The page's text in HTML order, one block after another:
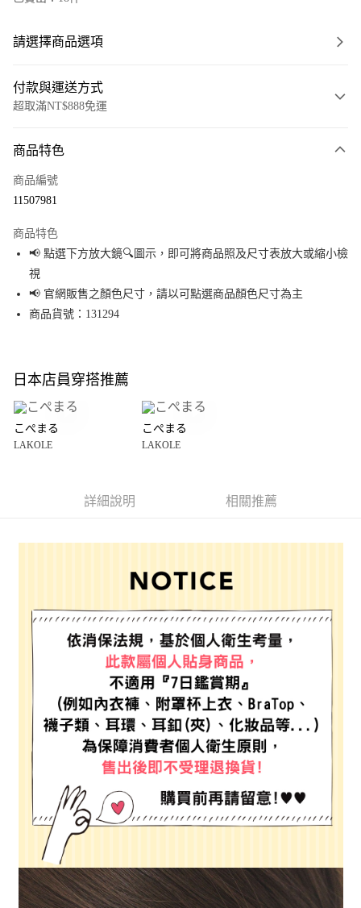
請選擇商品選項
付款與運送方式
超取滿NT$888免運
信用卡一次付款
Apple Pay
街口支付
悠遊付
全盈+PAY
大哥付你分期
【大哥付你分期使用說明】
1.本服務由台灣大哥大提供，台灣大哥大用戶可立即使用無須另外申請。
3.實際核准額度、可分期數及費用金額請依後續交易確認頁面所載為準。
1.分期款項不併入電信帳單，「大哥付你分期」於每月結算日後寄送繳費提
2.透過簡訊連結打開帳單後，可選擇「超商條碼／台灣大直營門市／銀行轉
帳／街口支付／iPASS MONEY」等通路繳費。
【注意事項】
1.本服務係由「台灣大哥大股份有限公司」（以下簡稱本公司）所提供，讓
用戶於交易時，得透過本服務購買商品或服務，並由商店將買賣／分期付款
買賣價金債權讓與本公司後，依約使用本公司帳單繳交帳款。
2.基於同意付款使用「大哥付你分期」之契約關係目的，商店將以您的個人
資料（包含姓名、電話或地址）提供予台灣大哥大進項蒐集、處理及利用，
由本公司與您本人進行分期帳單所需資料之確認、核對及更正。
3.完整用戶服務條款，請詳閱以下連結：https://oppay.tw/userRule
AFTEE先享後付
AFTEE先享後付是「在收到商品之後才付款」的支付方式。 讓您購物簡單便
２．便利：只要手機號碼，簡訊認證，即可結帳。
【「AFTEE先享後付」結帳流程】
結帳頁面，進行簡訊認證並確認金額後，即可完成結帳。
２．訂單成立數日內，您將收到繳費通知簡訊。
３．收到繳費通知簡訊後14天內，點擊此簡訊中的連結，可透過四大超商／
ATM／網路銀行／等多元方式進行付款，方視為交易完成。
※ 請注意：結帳手續完成當下不需立刻繳費，但若您需要取消訂單，請聯絡
購買商品的店家。未經商家同意取消之訂單仍視為有效，需透過AFTEE先享
後付繳納相關費用。
※ 交易是否成功請以「AFTEE先享後付 」之結帳頁面顯示為準，若有關於
是否繳費成功／繳費後需取消欲退款等相關疑問，請聯繫「AFTEE先享後付
客戶支援中心」https://netprotections.freshdesk.com/support/home
【注意事項】
１．透過由恩沛科技股份有限公司提供之「AFTEE先享後付」服務完成之交
易，需依本服務之必要範圍內提供個人資料，並將交易相關給付款項請求債
權轉讓予恩沛科技股份有限公司。
２．關於個人資料處理事宜，請瀏覽以下網址：
３．未成年的使用者請事先徵得法定代理人或監護人之同意方可使用
「AFTEE先享後付」，若未經同意申辦者引起之損失，本公司不負相關責
任。
４．使用「AFTEE先享後付」時，將依據個別帳號之用戶狀況，依本公司即
每筆NT$80，滿NT$888(含以上)免運費
7-11 取貨付款
每筆NT$80，滿NT$1,500(含以上)免運費
每筆NT$80，滿NT$1,500(含以上)免運費
宅配
每筆NT$80，滿NT$1,500(含以上)免運費
商品特色
商品編號
11507981
商品特色
📢 點選下方放大鏡🔍圖示，即可將商品照及尺寸表放大或縮小檢
視
📢 官網販售之顏色尺寸，請以可點選商品顏色尺寸為主
商品貨號：131294
日本店員穿搭推薦
こぺまる
LAKOLE
こぺまる
LAKOLE
詳細說明 相關推薦